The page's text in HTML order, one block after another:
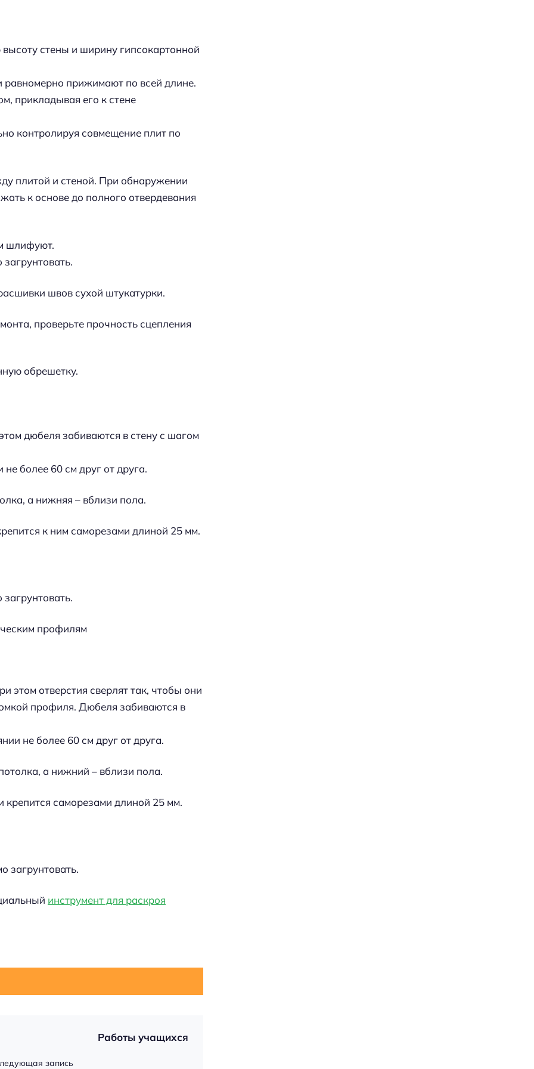
стены и ширину гипсокартонной
прижимают по всей длине.
прикладывая его к стене
контролируя совмещение плит по
плитой и стеной. При обнаружении
к основе до полного отвердевания
шлифуют.
швов сухой штукатурки.
проверьте прочность сцепления
обрешетку.
дюбеля забиваются в стену с шагом
более 60 см друг от друга.
а нижняя – вблизи пола.
к ним саморезами длиной 25 мм.
профилям
этом отверстия сверлят так, чтобы они
профиля. Дюбеля забиваются в
не более 60 см друг от друга.
а нижний – вблизи пола.
саморезами длиной 25 мм.
загрунтовать.
инструмент для раскроя
Работы учащихся
запись